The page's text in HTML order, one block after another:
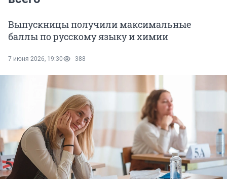
Выпускницы получили максимальные
баллы по русскому языку и химии
7 июня 2026, 19:30 388